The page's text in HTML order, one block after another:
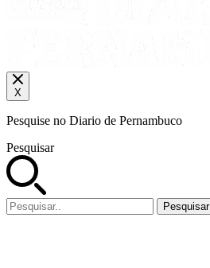
X
Pesquise no Diario de Pernambuco
Pesquisar
Pesquisar